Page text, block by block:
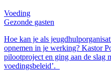
Voeding
Gezonde gasten
Hoe kan je als
opnemen in je werking? Kastor
pilootproject en ging aan de slag
voedingsbeleid’.